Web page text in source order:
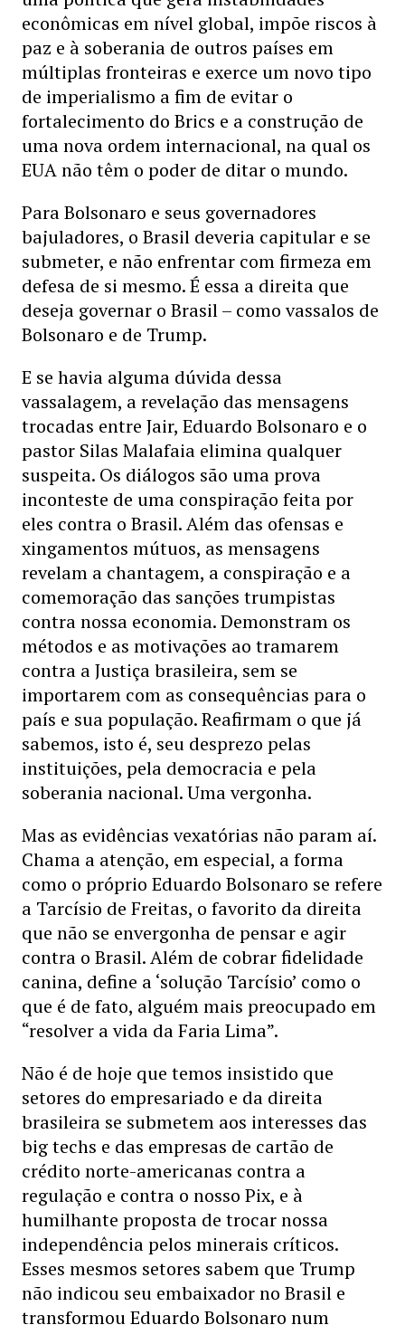
econômicas em nível global, impõe riscos à
paz e à soberania de outros países em
múltiplas fronteiras e exerce um novo tipo
de imperialismo a fim de evitar o
fortalecimento do Brics e a construção de
uma nova ordem internacional, na qual os
EUA não têm o poder de ditar o mundo.
Para Bolsonaro e seus governadores
bajuladores, o Brasil deveria capitular e se
submeter, e não enfrentar com firmeza em
defesa de si mesmo. É essa a direita que
deseja governar o Brasil – como vassalos de
Bolsonaro e de Trump.
E se havia alguma dúvida dessa
vassalagem, a revelação das mensagens
trocadas entre Jair, Eduardo Bolsonaro e o
pastor Silas Malafaia elimina qualquer
suspeita. Os diálogos são uma prova
inconteste de uma conspiração feita por
eles contra o Brasil. Além das ofensas e
xingamentos mútuos, as mensagens
revelam a chantagem, a conspiração e a
comemoração das sanções trumpistas
contra nossa economia. Demonstram os
métodos e as motivações ao tramarem
contra a Justiça brasileira, sem se
importarem com as consequências para o
país e sua população. Reafirmam o que já
sabemos, isto é, seu desprezo pelas
instituições, pela democracia e pela
soberania nacional. Uma vergonha.
Mas as evidências vexatórias não param aí.
Chama a atenção, em especial, a forma
como o próprio Eduardo Bolsonaro se refere
a Tarcísio de Freitas, o favorito da direita
que não se envergonha de pensar e agir
contra o Brasil. Além de cobrar fidelidade
canina, define a ‘solução Tarcísio’ como o
que é de fato, alguém mais preocupado em
“resolver a vida da Faria Lima”.
Não é de hoje que temos insistido que
setores do empresariado e da direita
brasileira se submetem aos interesses das
big techs e das empresas de cartão de
crédito norte-americanas contra a
regulação e contra o nosso Pix, e à
humilhante proposta de trocar nossa
independência pelos minerais críticos.
Esses mesmos setores sabem que Trump
não indicou seu embaixador no Brasil e
transformou Eduardo Bolsonaro num